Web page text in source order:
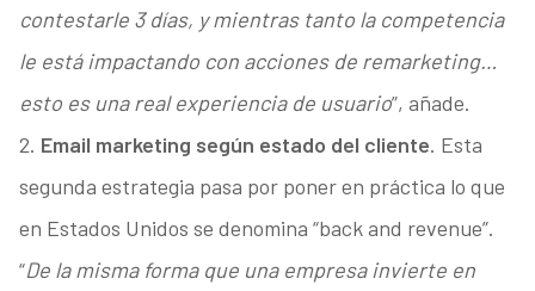
contestarle 3 días, y mientras tanto la competencia
le está impactando con acciones de remarketing…
esto es una real experiencia de usuario”, añade.
2. Email marketing según estado del cliente. Esta
segunda estrategia pasa por poner en práctica lo que
en Estados Unidos se denomina “back and revenue”.
“De la misma forma que una empresa invierte en